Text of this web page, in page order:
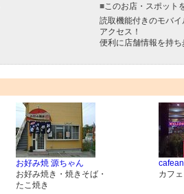
■このお店・スポット
読取機能付きのモバ
アクセス！
便利に店舗情報を持ち
お好み焼 源ちゃん
お好み焼き・焼きそば・
たこ焼き
カフェ